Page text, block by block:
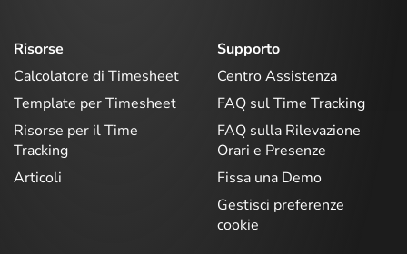
Risorse
Calcolatore di Timesheet
Template per Timesheet
Risorse per il Time
Tracking
Articoli
Supporto
Centro Assistenza
FAQ sul Time Tracking
FAQ sulla Rilevazione
Orari e Presenze
Fissa una Demo
Gestisci preferenze
cookie